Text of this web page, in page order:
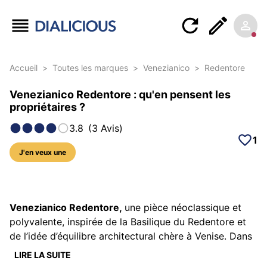
Accueil > Toutes les marques > Venezianico > Redentore
Venezianico Redentore : qu'en pensent les
propriétaires ?
3.8 (3 Avis)
J'en veux une
1
16 photos sur ce modèle
Venezianico Redentore, une pièce néoclassique et
polyvalente, inspirée de la Basilique du Redentore et
de l’idée d’équilibre architectural chère à Venise. Dans
l’usage, Redentore cherche moins l’effet “dress watch
LIRE LA SUITE